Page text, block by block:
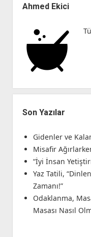
Menü
Ahmed Ekici
Son Yazılar
Gidenler ve
Misafir
“İyi İnsan
Yaz Tatili,
Zamanı!”
Odaklanma,
Masası Nasıl